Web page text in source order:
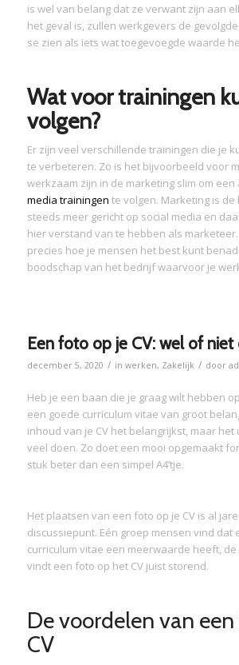
is wel van belang dat ze verwant zijn aan
het geval is, zullen werkgevers de
se zien als iets wat toegevoegde waarde
Wat voor trainingen
volgen?
Er zijn veel verschillende trainingen die je
te verbeteren. Zo is het bijvoorbeeld voor
werkzaam zijn in de marketing slim om een
media trainingen te volgen. Marketing is
steeds meer gericht op social media en
hier verstand van te hebben als marketeer.
precies hoe je mensen het best kunt
boodschap van het bedrijf waarvoor je
Een foto op je CV: wel of niet
december 5, 2020 / in werken, Zakelijk / door
Heb je een baan die je graag wilt hebben
een goede curriculum vitae van groot
inhoud van je CV het belangrijkst, maar het
veel doen. Zo doet een mooi opgemaakt
stuk beter dan een simpel A4’tje.
Het plaatsen van een foto op je CV is al
discussiepunt. Eén groep mensen vind dat
curriculum vitae een meerwaarde heeft,
vindt een foto op het CV juist storend.
De voordelen van
CV